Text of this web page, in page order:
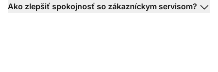
Ako zlepšiť spokojnosť so zákazníckym servisom?